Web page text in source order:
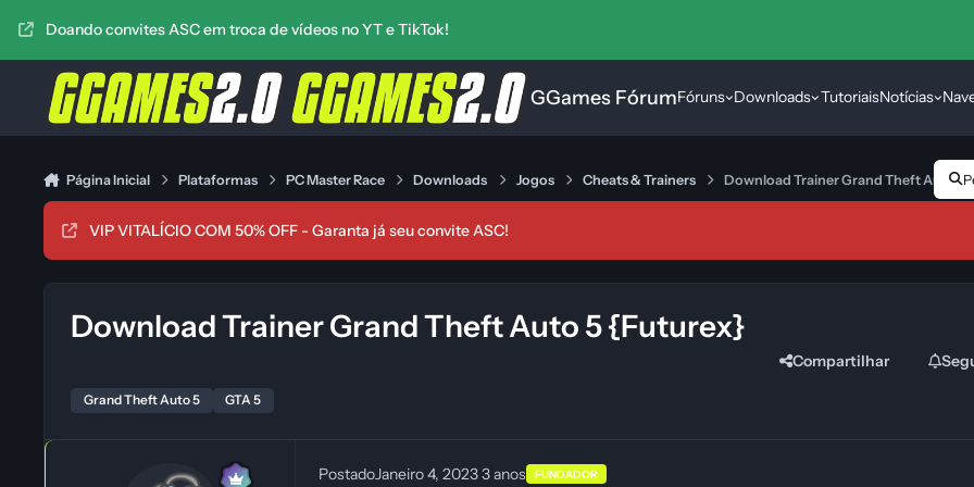
Doando convites ASC em troca de vídeos no YT e TikTok!
GGames FórumFóruns Downloads TutoriaisNotícias
Página Inicial Plataformas PC Master Race Downloads Jogos Cheats & Trainers Download Trainer Grand Theft Auto 5
VIP VITALÍCIO COM 50% OFF - Garanta já seu convite ASC!
Download Trainer Grand Theft Auto 5 {Futurex}
Grand Theft Auto 5 GTA 5
Compartilhar
PostadoJaneiro 4, 20233 anos FUNDADOR